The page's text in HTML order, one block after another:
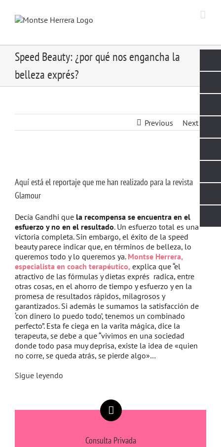
content
Speed Beauty: ¿por qué nos engancha la
belleza exprés?
Previous Next
Image
Aquí está el reportaje que me han realizado para la revista
Glamour
Decía Gandhi que la recompensa se encuentra en el
esfuerzo y no en el resultado. Un esfuerzo total es una
victoria completa. Sin embargo, el éxito de la speed
beauty parece indicar que, en términos de belleza, lo
queremos todo y lo queremos ya. Montse Herrera,
especialista en coach terapéutico, explica que “el
atractivo de las fórmulas y dietas exprés radica, entre
otras cosas, en el ahorro de tiempo y esfuerzo y en la
promesa de resultados rápidos, milagrosos y
garantizados. Si además le sumamos la satisfacción de
‘con dinero lo puedo todo’, tenemos un combinado
perfecto”. Esta fe ciega en la varita mágica, dice la
terapeuta, se debe a que “vivimos en una sociedad
donde todo pasa muy deprisa, existe la idea de «quien
no corre, se queda atrás, se pierde algo»…
Sigue leyendo
Consulta Privada